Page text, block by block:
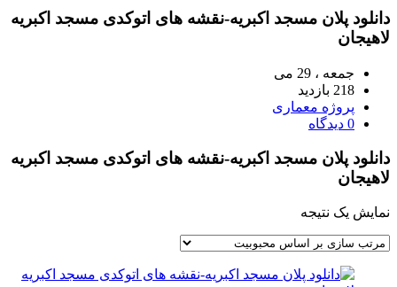
دانلود پلان مسجد اکبریه-نقشه های اتوکدی مسجد اکبریه
لاهیجان
جمعه ، 29 می
218 بازدید
پروژه معماری
0 دیدگاه
دانلود پلان مسجد اکبریه-نقشه های اتوکدی مسجد اکبریه
لاهیجان
نمایش یک نتیجه